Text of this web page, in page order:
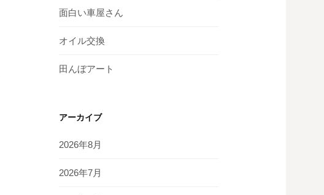
面白い車屋さん
オイル交換
田んぼアート
アーカイブ
2026年8月
2026年7月